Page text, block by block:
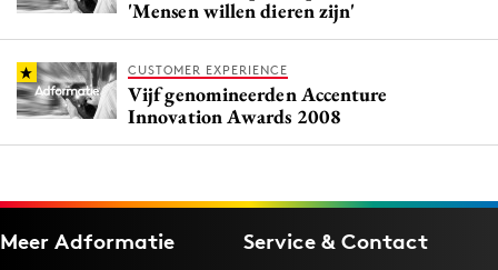
'Mensen willen dieren zijn'
CUSTOMER EXPERIENCE
Vijf genomineerden Accenture
Innovation Awards 2008
Meer Adformatie Service & Contact